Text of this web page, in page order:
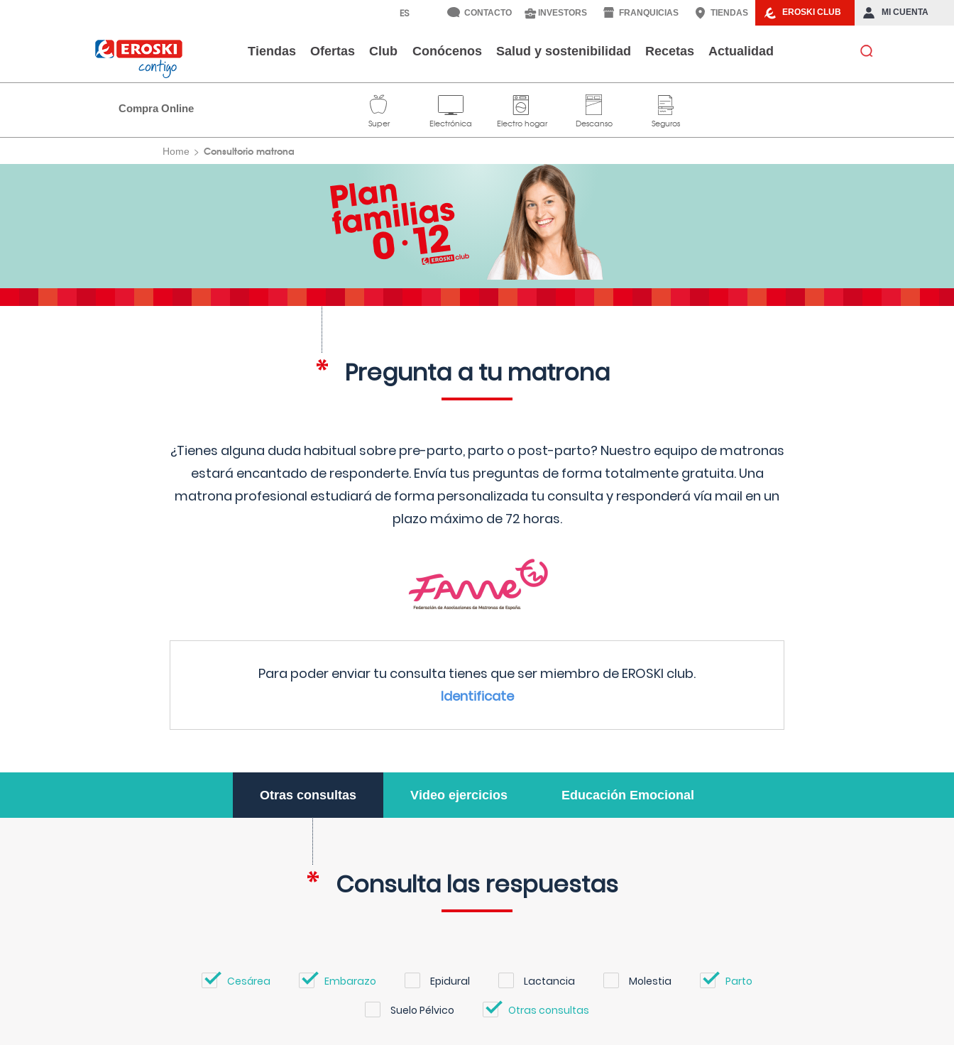
EROSKI CLUB MI CUENTA
CONTACTO INVESTORS FRANQUICIAS TIENDAS
Tiendas Ofertas Club Conócenos Salud y sostenibilidad Recetas Actualidad
Compra Online
Home Consultorio matrona
Pregunta a tu matrona
¿Tienes alguna duda habitual sobre pre-parto, parto o post-parto? Nuestro equipo de matronas
estará encantado de responderte. Envía tus preguntas de forma totalmente gratuita. Una
matrona profesional estudiará de forma personalizada tu consulta y responderá vía mail en un
plazo máximo de 72 horas.
Para poder enviar tu consulta tienes que ser miembro de EROSKI club.
Identificate
Otras consultas Video ejercicios Educación Emocional
Consulta las respuestas
Cesárea Embarazo Epidural Lactancia Molestia Parto
Suelo Pélvico Otras consultas